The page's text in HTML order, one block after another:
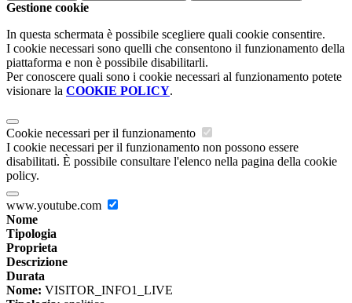
Gestione cookie
In questa schermata è possibile scegliere quali cookie consentire.
I cookie necessari sono quelli che consentono il funzionamento della
piattaforma e non è possibile disabilitarli.
Per conoscere quali sono i cookie necessari al funzionamento potete
visionare la COOKIE POLICY.
Cookie necessari per il funzionamento
I cookie necessari per il funzionamento non possono essere
disabilitati. È possibile consultare l'elenco nella pagina della cookie
policy.
www.youtube.com
Nome
Tipologia
Proprieta
Descrizione
Durata
Nome: VISITOR_INFO1_LIVE